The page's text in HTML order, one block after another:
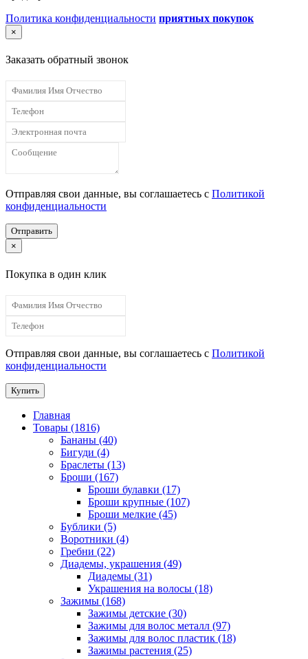
Политика конфиденциальности приятных покупок
×
Заказать обратный звонок
Отправляя свои данные, вы соглашаетесь с Политикой
конфиденциальности
Отправить
×
Покупка в один клик
Отправляя свои данные, вы соглашаетесь с Политикой
конфиденциальности
Купить
Главная
Товары (1816)
Бананы (40)
Бигуди (4)
Браслеты (13)
Броши (167)
Броши булавки (17)
Броши крупные (107)
Броши мелкие (45)
Бублики (5)
Воротники (4)
Гребни (22)
Диадемы, украшения (49)
Диадемы (31)
Украшения на волосы (18)
Зажимы (168)
Зажимы детские (30)
Зажимы для волос металл (97)
Зажимы для волос пластик (18)
Зажимы растения (25)